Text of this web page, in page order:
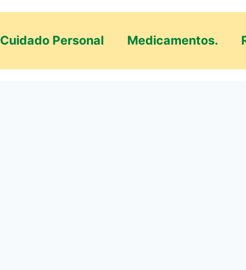
Cuidado Personal Medicamentos.